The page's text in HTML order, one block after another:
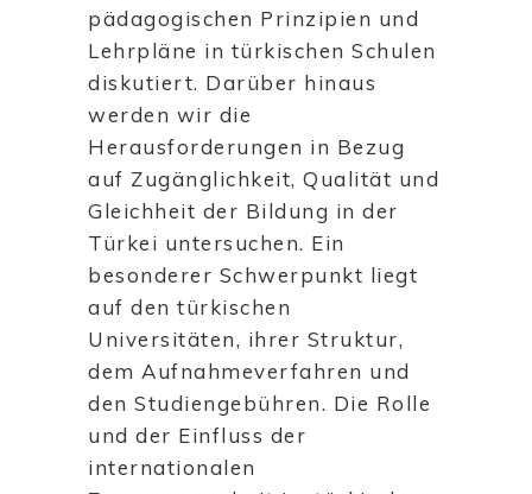
pädagogischen Prinzipien und
Lehrpläne in türkischen Schulen
diskutiert. Darüber hinaus
werden wir die
Herausforderungen in Bezug
auf Zugänglichkeit, Qualität und
Gleichheit der Bildung in der
Türkei untersuchen. Ein
besonderer Schwerpunkt liegt
auf den türkischen
Universitäten, ihrer Struktur,
dem Aufnahmeverfahren und
den Studiengebühren. Die Rolle
und der Einfluss der
internationalen